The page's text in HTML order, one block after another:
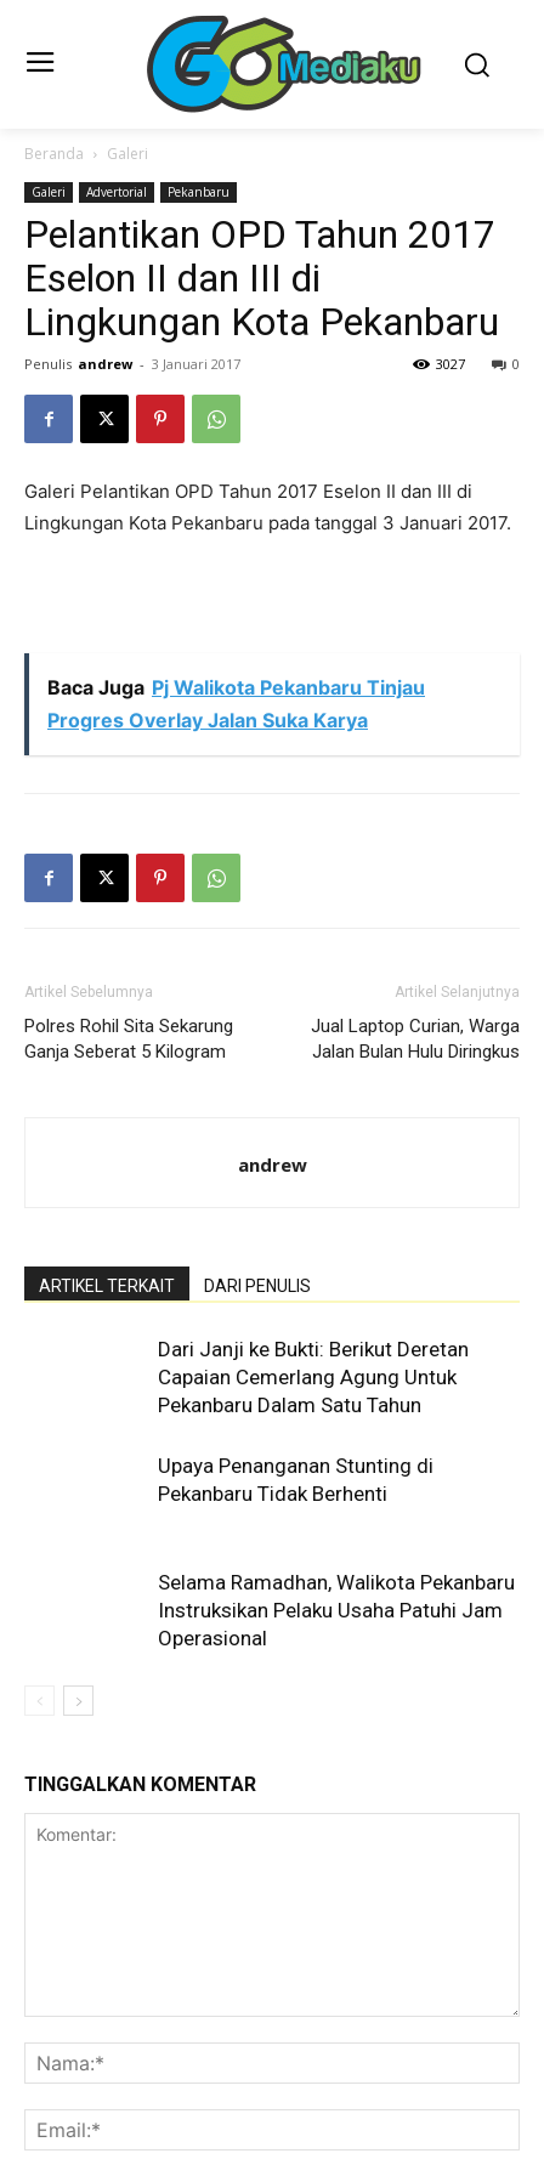
Beranda Galeri
Galeri Advertorial Pekanbaru
Pelantikan OPD Tahun 2017
Eselon II dan III di
Lingkungan Kota Pekanbaru
Penulis andrew - 3 Januari 2017 0
3027
Galeri Pelantikan OPD Tahun 2017 Eselon II dan III di
Lingkungan Kota Pekanbaru pada tanggal 3 Januari 2017.
Baca Juga Pj Walikota Pekanbaru Tinjau
Progres Overlay Jalan Suka Karya
Artikel Sebelumnya
Polres Rohil Sita Sekarung
Ganja Seberat 5 Kilogram
Artikel Selanjutnya
Jual Laptop Curian, Warga
Jalan Bulan Hulu Diringkus
andrew
ARTIKEL TERKAIT DARI PENULIS
Dari Janji ke Bukti: Berikut Deretan
Capaian Cemerlang Agung Untuk
Pekanbaru Dalam Satu Tahun
Upaya Penanganan Stunting di
Pekanbaru Tidak Berhenti
Selama Ramadhan, Walikota Pekanbaru
Instruksikan Pelaku Usaha Patuhi Jam
Operasional
TINGGALKAN KOMENTAR